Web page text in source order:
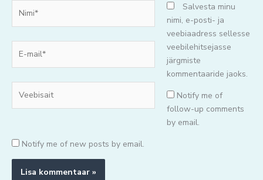
mail*
Salvesta minu
nimi, e-posti- ja
veebiaadress sellesse
veebilehitsejasse
järgmiste
kommentaaride jaoks.
Notify me of
follow-up comments
by email.
Notify me of new posts by email.